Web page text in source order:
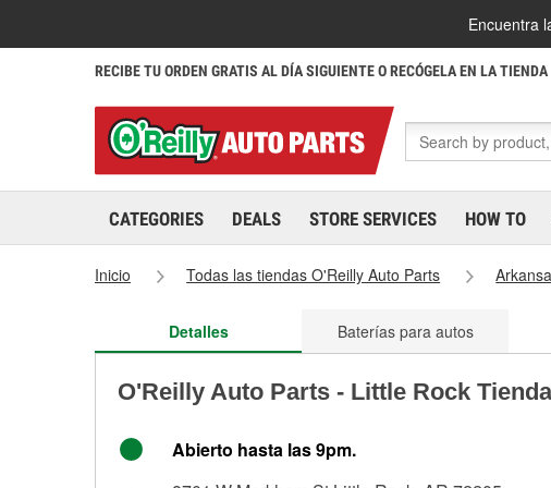
Encuentra
RECIBE TU ORDEN GRATIS AL DÍA SIGUIENTE O RECÓGELA EN LA TIENDA
CATEGORIES DEALS STORE SERVICES HOW TO
Inicio Todas las tiendas O'Reilly Auto Parts
Detalles Baterías para autos
O'Reilly Auto Parts - Little Rock
Abierto hasta las 9pm.